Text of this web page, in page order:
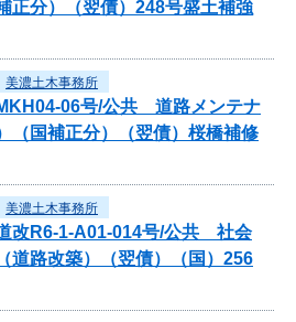
正分）（翌債）248号盛土補強
美濃土木事務所
06号/公共 道路メンテナ
（国補正分）（翌債）桜橋補修
美濃土木事務所
改R6-1-A01-014号/公共 社会
道路改築）（翌債）（国）256